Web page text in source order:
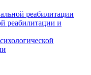
реабилитации
реабилитации и